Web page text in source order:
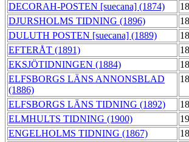
DECORAH-POSTEN [suecana] (1874)
DJURSHOLMS TIDNING (1896)
DULUTH POSTEN [suecana] (1889)
EFTERÅT (1891)
EKSJÖTIDNINGEN (1884)
ELFSBORGS LÄNS ANNONSBLAD
(1886)
ELFSBORGS LÄNS TIDNING (1892)
ELMHULTS TIDNING (1900)
ENGELHOLMS TIDNING (1867)